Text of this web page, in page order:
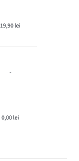
19,90 lei
-
0,00 lei